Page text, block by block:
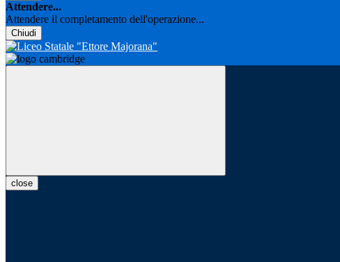
Attendere...
Attendere il completamento dell'operazione...
Chiudi
close